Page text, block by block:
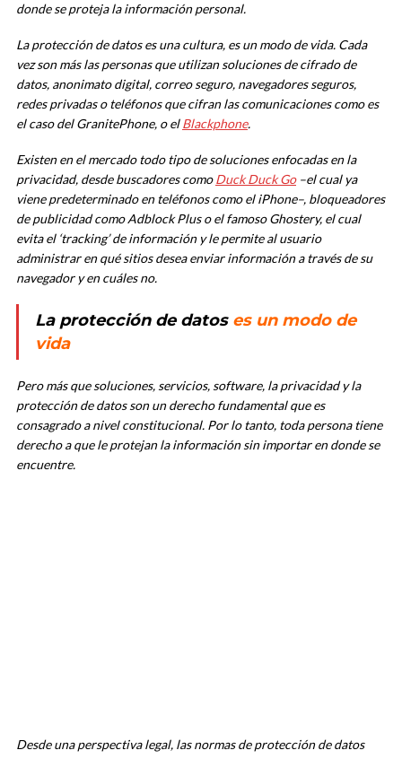
donde se proteja la información personal.
La protección de datos es una cultura, es un modo de vida. Cada
vez son más las personas que utilizan soluciones de cifrado de
datos, anonimato digital, correo seguro, navegadores seguros,
redes privadas o teléfonos que cifran las comunicaciones como es
el caso del GranitePhone, o elBlackphone.
Existen en el mercado todo tipo de soluciones enfocadas en la
privacidad, desde buscadores comoDuck Duck Go–el cual ya
viene predeterminado en teléfonos como el iPhone–, bloqueadores
de publicidad como Adblock Plus o el famosoGhostery, el cual
evita el ‘tracking’ de información y le permite al usuario
administrar en qué sitios desea enviar información a través de su
navegador y en cuáles no.
La protección de datos es un modo de
vida
Pero más que soluciones, servicios, software, la privacidad y la
protección de datos son un derecho fundamental que es
consagrado a nivel constitucional. Por lo tanto, toda persona tiene
derecho a que le protejan la información sin importar en donde se
encuentre.
Desde una perspectiva legal, las normas de protección de datos